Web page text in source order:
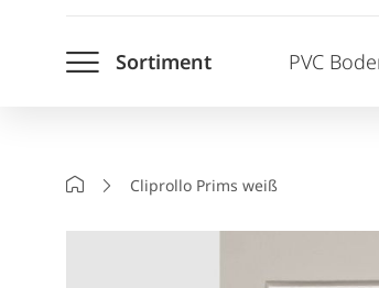
Sortiment PVC
StartseiteCliprollo Prims weiß